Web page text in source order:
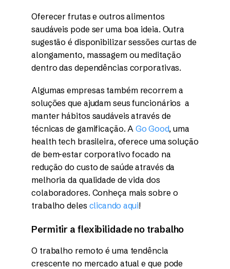
Oferecer frutas e outros alimentos
saudáveis pode ser uma boa ideia. Outra
sugestão é disponibilizar sessões curtas de
alongamento, massagem ou meditação
dentro das dependências corporativas.
Algumas empresas também recorrem a
soluções que ajudam seus funcionários a
manter hábitos saudáveis através de
técnicas de gamificação. AGo Good, uma
health tech brasileira, oferece uma solução
de bem-estar corporativo focado na
redução do custo de saúde através da
melhoria da qualidade de vida dos
colaboradores. Conheça mais sobre o
trabalho deles clicando aqui!
Permitir a flexibilidade no trabalho
O trabalho remoto é uma tendência
crescente no mercado atual e que pode